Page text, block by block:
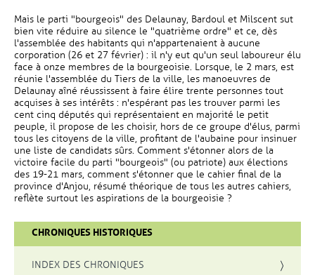
Mais le parti "bourgeois" des Delaunay, Bardoul et Milscent sut
bien vite réduire au silence le "quatrième ordre" et ce, dès
l'assemblée des habitants qui n'appartenaient à aucune
corporation (26 et 27 février) : il n'y eut qu'un seul laboureur élu
face à onze membres de la bourgeoisie. Lorsque, le 2 mars, est
réunie l'assemblée du Tiers de la ville, les manoeuvres de
Delaunay aîné réussissent à faire élire trente personnes tout
acquises à ses intérêts : n'espérant pas les trouver parmi les
cent cinq députés qui représentaient en majorité le petit
peuple, il propose de les choisir, hors de ce groupe d'élus, parmi
tous les citoyens de la ville, profitant de l'aubaine pour insinuer
une liste de candidats sûrs. Comment s'étonner alors de la
victoire facile du parti "bourgeois" (ou patriote) aux élections
des 19-21 mars, comment s'étonner que le cahier final de la
province d'Anjou, résumé théorique de tous les autres cahiers,
reflète surtout les aspirations de la bourgeoisie ?
CHRONIQUES HISTORIQUES
INDEX DES CHRONIQUES